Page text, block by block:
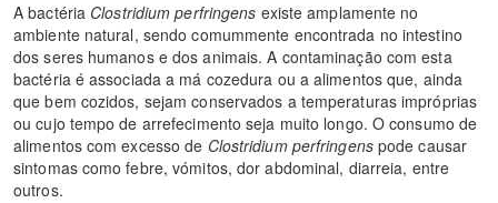
A bactéria Clostridium perfringens existe amplamente no
ambiente natural, sendo comummente encontrada no intestino
dos seres humanos e dos animais. A contaminação com esta
bactéria é associada a má cozedura ou a alimentos que, ainda
que bem cozidos, sejam conservados a temperaturas impróprias
ou cujo tempo de arrefecimento seja muito longo. O consumo de
alimentos com excesso de Clostridium perfringenspode causar
sintomas como febre, vómitos, dor abdominal, diarreia, entre
outros.